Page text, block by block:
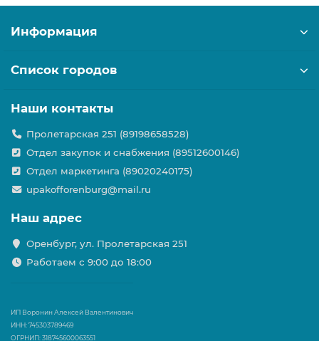
Информация
Список городов
Наши контакты
Пролетарская 251 (89198658528)
Отдел закупок и снабжения (89512600146)
Отдел маркетинга (89020240175)
upakofforenburg@mail.ru
Наш адрес
Оренбург, ул. Пролетарская 251
Работаем с 9:00 до 18:00
ИП Воронин Алексей Валентинович
ИНН: 745303789469
ОГРНИП: 318745600063551